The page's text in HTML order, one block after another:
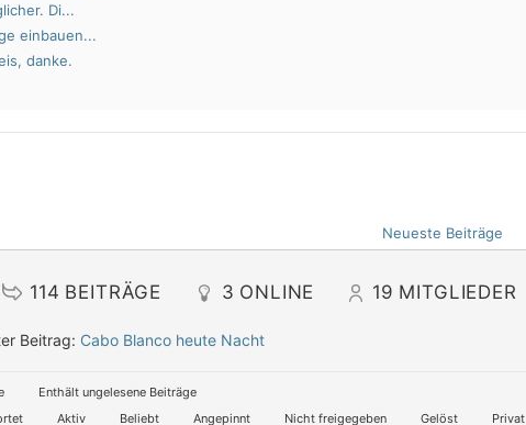
Di...
einbauen...
danke.
Neueste Beiträge
114 BEITRÄGE 3 ONLINE 19 MITGLIEDER
Beitrag: Cabo Blanco heute Nacht
Enthält ungelesene Beiträge
Aktiv Beliebt Angepinnt Nicht freigegeben Gelöst Privat